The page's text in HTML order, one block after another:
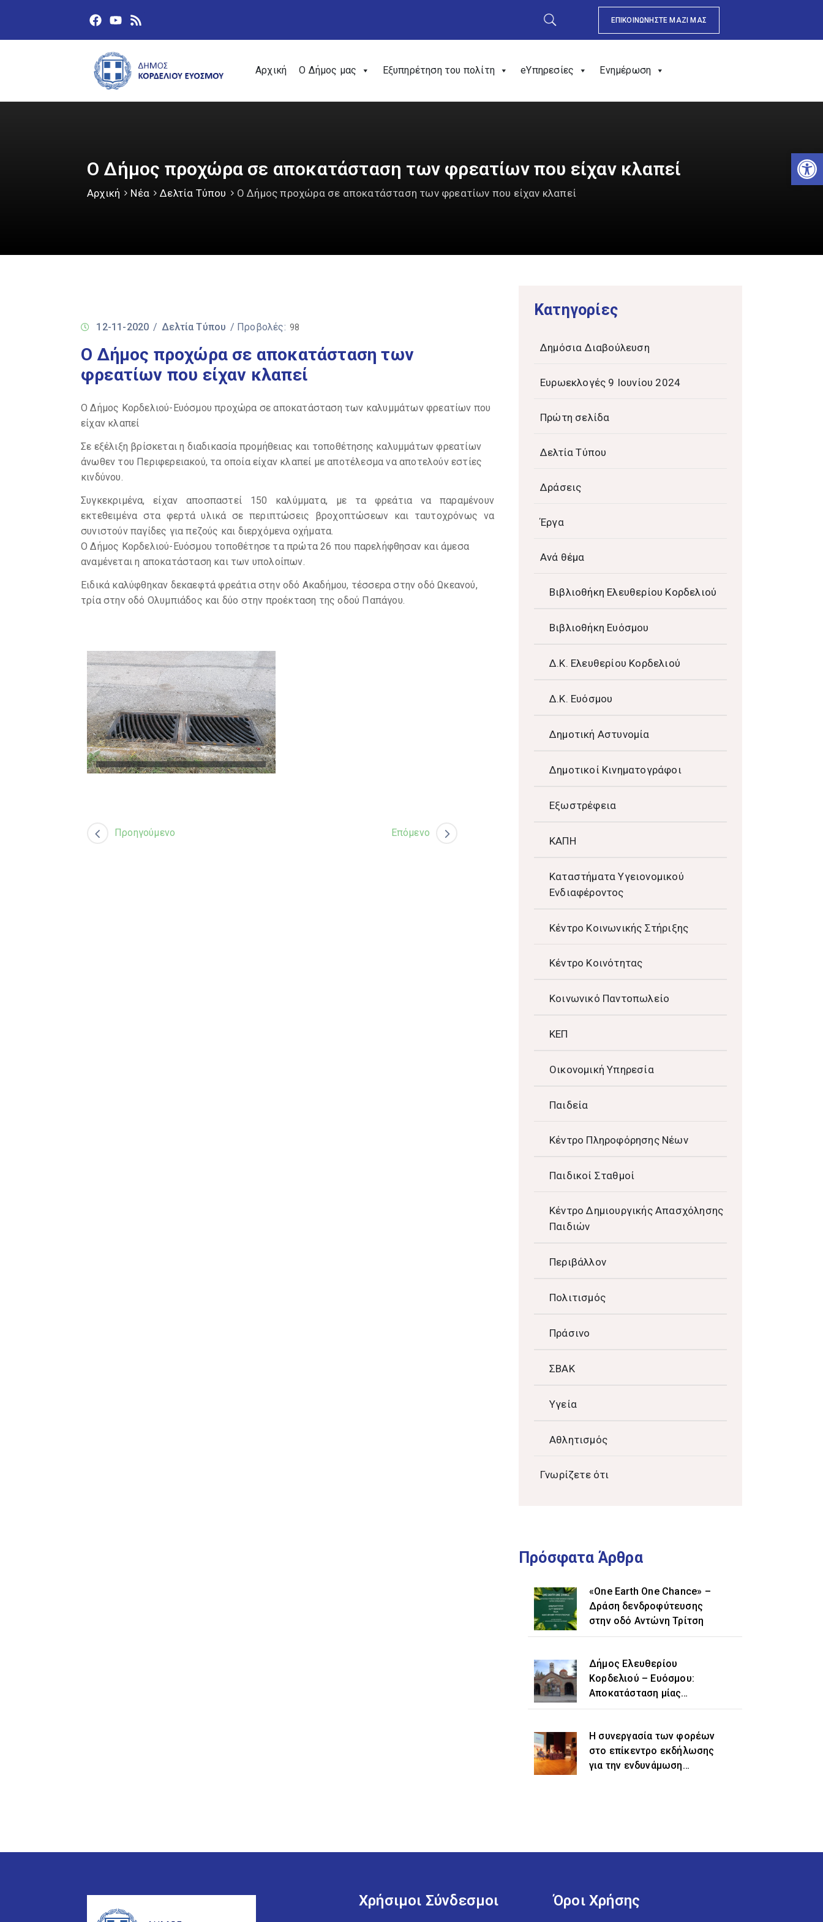
ΕΠΙΚΟΙΝΩΝΗΣΤΕ ΜΑΖΙ ΜΑΣ
Αρχική Ο Δήμος μας Εξυπηρέτηση του πολίτη eΥπηρεσίες Ενημέρωση
Ο Δήμος προχώρα σε αποκατάσταση των φρεατίων που είχαν κλαπεί
Αρχική Νέα Δελτία Τύπου Ο Δήμος προχώρα σε αποκατάσταση των φρεατίων που είχαν κλαπεί
12-11-2020 / Δελτία Τύπου / Προβολές: 98
Ο Δήμος προχώρα σε αποκατάσταση των
φρεατίων που είχαν κλαπεί
Ο Δήμος Κορδελιού-Ευόσμου προχώρα σε αποκατάσταση των καλυμμάτων φρεατίων που
είχαν κλαπεί
Σε εξέλιξη βρίσκεται η διαδικασία προμήθειας και τοποθέτησης καλυμμάτων φρεατίων
άνωθεν του Περιφερειακού, τα οποία είχαν κλαπεί με αποτέλεσμα να αποτελούν εστίες
κινδύνου.
Συγκεκριμένα, είχαν αποσπαστεί 150 καλύμματα, με τα φρεάτια να παραμένουν
εκτεθειμένα στα φερτά υλικά σε περιπτώσεις βροχοπτώσεων και ταυτοχρόνως να
συνιστούν παγίδες για πεζούς και διερχόμενα οχήματα.
Ο Δήμος Κορδελιού-Ευόσμου τοποθέτησε τα πρώτα 26 που παρελήφθησαν και άμεσα
αναμένεται η αποκατάσταση και των υπολοίπων.
Ειδικά καλύφθηκαν δεκαεφτά φρεάτια στην οδό Ακαδήμου, τέσσερα στην οδό Ωκεανού,
τρία στην οδό Ολυμπιάδος και δύο στην προέκταση της οδού Παπάγου.
Προηγούμενο Επόμενο
Kατηγορίες
Δημόσια Διαβούλευση
Ευρωεκλογές 9 Ιουνίου 2024
Πρώτη σελίδα
Δελτία Τύπου
Δράσεις
Έργα
Ανά θέμα
Βιβλιοθήκη Ελευθερίου Κορδελιού
Βιβλιοθήκη Ευόσμου
Δ.Κ. Ελευθερίου Κορδελιού
Δ.Κ. Ευόσμου
Δημοτική Αστυνομία
Δημοτικοί Κινηματογράφοι
Εξωστρέφεια
ΚΑΠΗ
Καταστήματα Υγειονομικού
Ενδιαφέροντος
Κέντρο Κοινωνικής Στήριξης
Κέντρο Κοινότητας
Κοινωνικό Παντοπωλείο
ΚΕΠ
Οικονομική Υπηρεσία
Παιδεία
Κέντρο Πληροφόρησης Νέων
Παιδικοί Σταθμοί
Κέντρο Δημιουργικής Απασχόλησης
Παιδιών
Περιβάλλον
Πολιτισμός
Πράσινο
ΣΒΑΚ
Υγεία
Αθλητισμός
Γνωρίζετε ότι
Πρόσφατα Άρθρα
«One Earth One Chance» –
Δράση δενδροφύτευσης
στην οδό Αντώνη Τρίτση
Δήμος Ελευθερίου
Κορδελιού – Ευόσμου:
Αποκατάσταση μίας
ιστορικής αδικίας η
«Ελευθέριο» στην
ονομασία του δήμου
Η συνεργασία των φορέων
στο επίκεντρο εκδήλωσης
για την ενδυνάμωση
Χρήσιμοι Σύνδεσμοι Όροι Χρήσης